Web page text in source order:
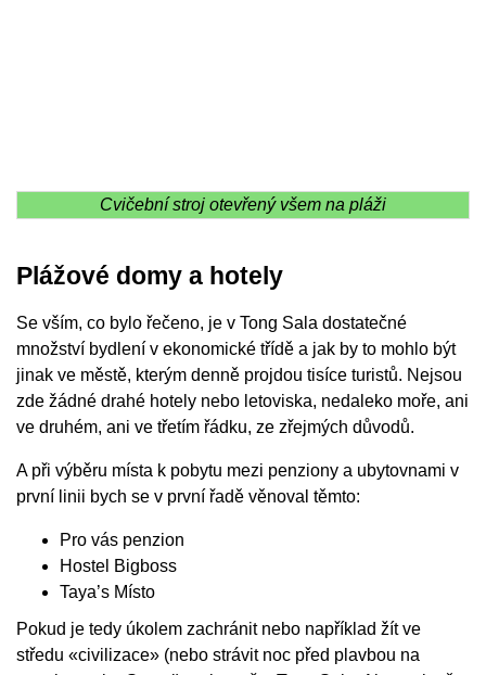
Cvičební stroj otevřený všem na pláži
Plážové domy a hotely
Se vším, co bylo řečeno, je v Tong Sala dostatečné
množství bydlení v ekonomické třídě a jak by to mohlo být
jinak ve městě, kterým denně projdou tisíce turistů. Nejsou
zde žádné drahé hotely nebo letoviska, nedaleko moře, ani
ve druhém, ani ve třetím řádku, ze zřejmých důvodů.
A při výběru místa k pobytu mezi penziony a ubytovnami v
první linii bych se v první řadě věnoval těmto:
Pro vás penzion
Hostel Bigboss
Taya’s Místo
Pokud je tedy úkolem zachránit nebo například žít ve
středu «civilizace» (nebo strávit noc před plavbou na